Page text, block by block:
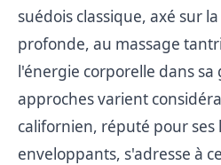
suédois classique, axé sur
profonde, au massage
l'énergie corporelle dans sa
approches varient
californien, réputé pour
enveloppants, s'adresse à